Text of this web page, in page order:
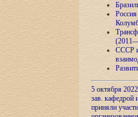
СССР и
5 октября
зав.
приняли